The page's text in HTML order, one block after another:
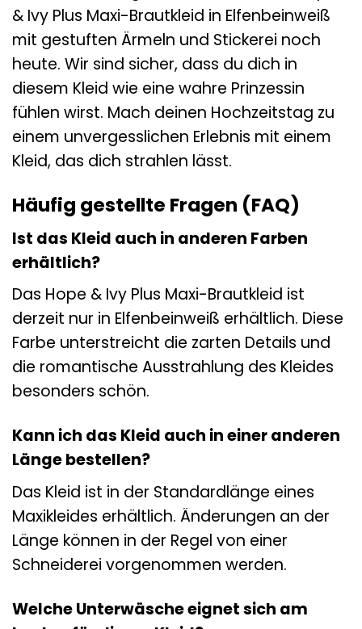
& Ivy Plus Maxi-Brautkleid in Elfenbeinweiß
mit gestuften Ärmeln und Stickerei noch
heute. Wir sind sicher, dass du dich in
diesem Kleid wie eine wahre Prinzessin
fühlen wirst. Mach deinen Hochzeitstag zu
einem unvergesslichen Erlebnis mit einem
Kleid, das dich strahlen lässt.
Häufig gestellte Fragen (FAQ)
Ist das Kleid auch in anderen Farben
erhältlich?
Das Hope & Ivy Plus Maxi-Brautkleid ist
derzeit nur in Elfenbeinweiß erhältlich. Diese
Farbe unterstreicht die zarten Details und
die romantische Ausstrahlung des Kleides
besonders schön.
Kann ich das Kleid auch in einer anderen
Länge bestellen?
Das Kleid ist in der Standardlänge eines
Maxikleides erhältlich. Änderungen an der
Länge können in der Regel von einer
Schneiderei vorgenommen werden.
Welche Unterwäsche eignet sich am